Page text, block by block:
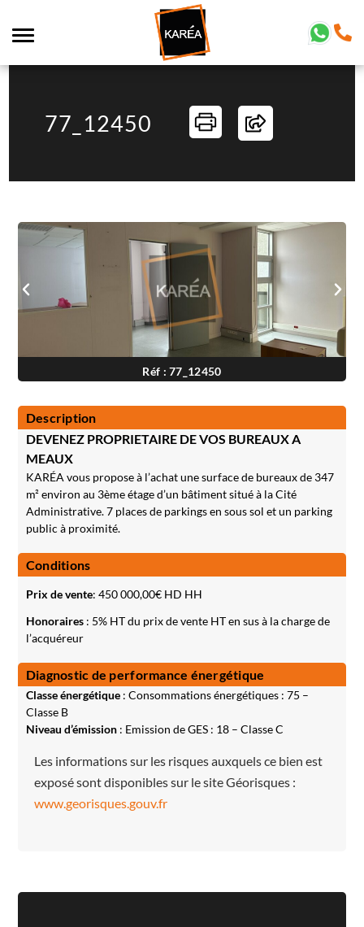
77_12450
Réf : 77_12450
Description
DEVENEZ PROPRIETAIRE DE VOS BUREAUX A
MEAUX
KARÉA vous propose à l’achat une surface de bureaux de 347
m² environ au 3ème étage d’un bâtiment situé à la Cité
Administrative. 7 places de parkings en sous sol et un parking
public à proximité.
Conditions
Prix de vente: 450 000,00€ HD HH
Honoraires: 5% HT du prix de vente HT en sus à la charge de
l’acquéreur
Diagnostic de performance énergétique
Classe énergétique: Consommations énergétiques : 75 –
Classe B
Niveau d’émission: Emission de GES : 18 – Classe C
Les informations sur les risques auxquels ce bien est
exposé sont disponibles sur le site Géorisques :
www.georisques.gouv.fr